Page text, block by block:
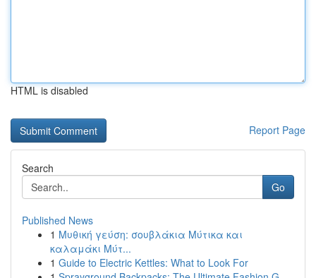
HTML is disabled
Report Page
Search
Go
Published News
1 Μυθική γεύση: σουβλάκια Μύτικα και
καλαμάκι Μύτ...
1 Guide to Electric Kettles: What to Look For